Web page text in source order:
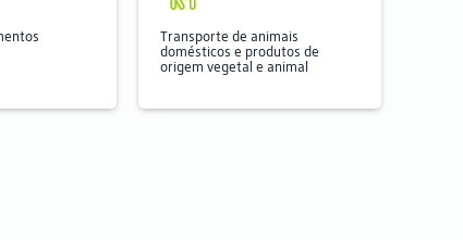
Transporte de animais
domésticos e produtos de
origem vegetal e animal